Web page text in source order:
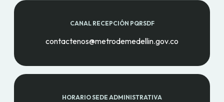
CANAL RECEPCIÓN PQRSDF
contactenos@metrodemedellin.gov.co
HORARIO SEDE ADMINISTRATIVA